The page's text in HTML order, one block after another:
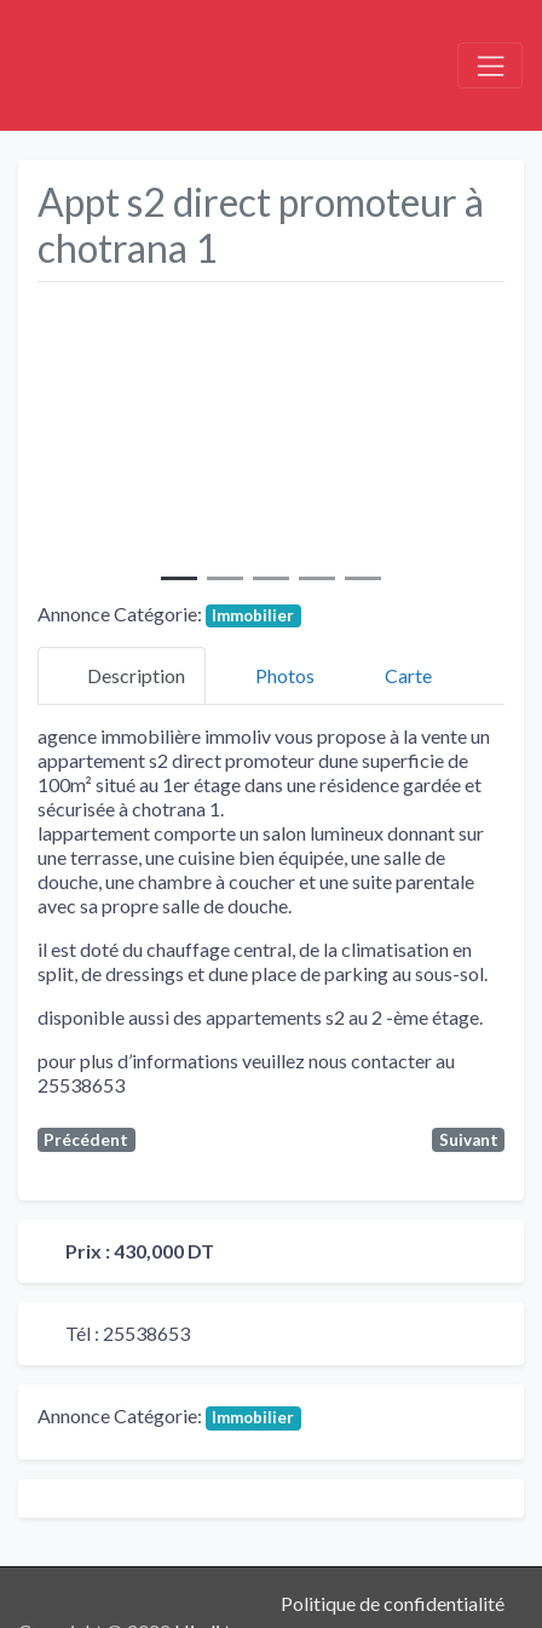
Appt s2 direct promoteur à
chotrana 1
Annonce Catégorie: Immobilier
Description Photos Carte
agence immobilière immoliv vous propose à la vente un
appartement s2 direct promoteur dune superficie de
100m² situé au 1er étage dans une résidence gardée et
sécurisée à chotrana 1.
lappartement comporte un salon lumineux donnant sur
une terrasse, une cuisine bien équipée, une salle de
douche, une chambre à coucher et une suite parentale
avec sa propre salle de douche.
il est doté du chauffage central, de la climatisation en
split, de dressings et dune place de parking au sous-sol.
disponible aussi des appartements s2 au 2 -ème étage.
pour plus d’informations veuillez nous contacter au
25538653
Précédent Suivant
Prix :430,000 DT
Tél : 25538653
Annonce Catégorie: Immobilier
Politique de confidentialité